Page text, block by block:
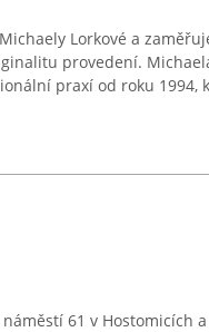
Lorkové a
provedení.
praxí od roku 1994,
61 v Hostomicích